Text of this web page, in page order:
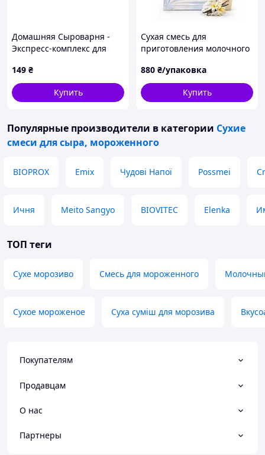
Домашняя Сыроварня -
Экспресс-комплекс для
сыра за 24 часа
149 ₴
Купить
Сухая смесь для
приготовления молочного
Ванильно-сливочное
Гурме Freeze Cream 2 кг
880 ₴/упаковка
Купить
Популярные производители в категории Сухие
смеси для сыра, мороженного
BIOPROX Emix Чудові Напої Possmei
Ичня Meito Sangyo BIOVITEC Elenka
ТОП теги
Сухе морозиво Смесь для мороженного
Сухое мороженое Суха суміш для морозива
Покупателям
Продавцам
О нас
Партнеры